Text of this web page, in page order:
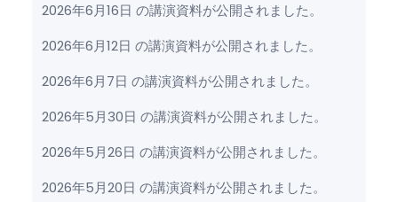
2026年6月16日 の講演資料が公開されました。
2026年6月12日 の講演資料が公開されました。
2026年6月7日 の講演資料が公開されました。
2026年5月30日 の講演資料が公開されました。
2026年5月26日 の講演資料が公開されました。
2026年5月20日 の講演資料が公開されました。